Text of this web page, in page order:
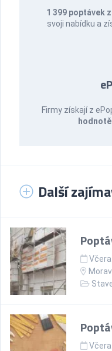
1 399 poptávek
svoji nabídku a
Firmy získají z
Další
Včera
Včera